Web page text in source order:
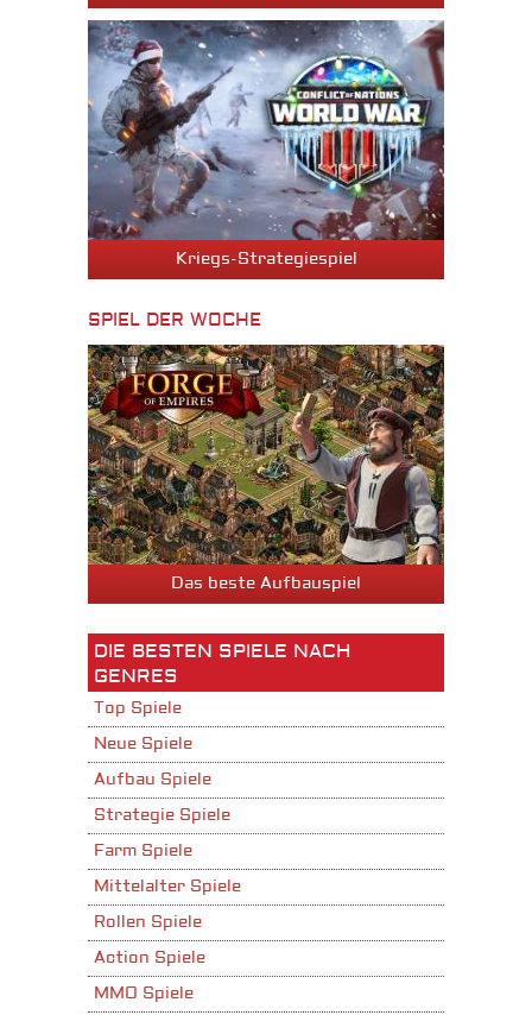
Kriegs-Strategiespiel
SPIEL DER WOCHE
Das beste Aufbauspiel
DIE BESTEN SPIELE NACH
GENRES
Top Spiele
Neue Spiele
Aufbau Spiele
Strategie Spiele
Farm Spiele
Mittelalter Spiele
Rollen Spiele
Action Spiele
MMO Spiele